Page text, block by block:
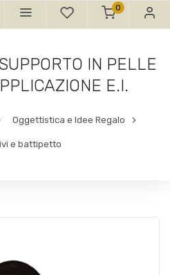
0
IN PELLE
E.I.
Oggettistica e Idee Regalo
e battipetto